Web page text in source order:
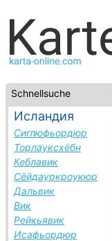
Schnellsuche
Исландия
Сиглюфьордюр
Торлауксхёбн
Кеблавик
Сёйдауркроукюр
Дальвик
Вик
Рейкьявик
Исафьордюр